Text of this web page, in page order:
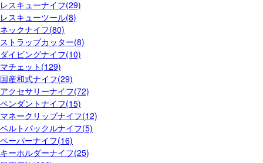
レスキューナイフ(29)
レスキューツール(8)
ネックナイフ(80)
ストラップカッター(8)
ダイビングナイフ(10)
マチェット(129)
国産和式ナイフ(29)
アクセサリーナイフ(72)
ペンダントナイフ(15)
マネークリップナイフ(12)
ベルトバックルナイフ(5)
ペーパーナイフ(16)
キーホルダーナイフ(25)